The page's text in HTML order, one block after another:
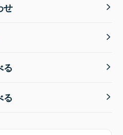
せ
る
る